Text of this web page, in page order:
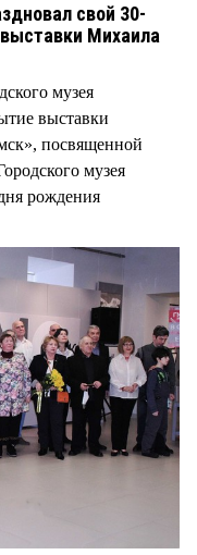
свой 30-
Михаила
музея
выставки
посвященной
музея
рождения